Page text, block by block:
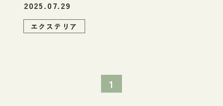
2025.07.29
エクステリア
1